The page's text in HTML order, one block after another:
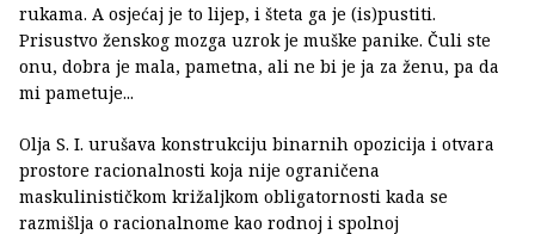
rukama. A osjećaj je to lijep, i šteta ga je (is)pustiti.
Prisustvo ženskog mozga uzrok je muške panike. Čuli ste
onu, dobra je mala, pametna, ali ne bi je ja za ženu, pa da
mi pametuje...
Olja S. I. urušava konstrukciju binarnih opozicija i otvara
prostore racionalnosti koja nije ograničena
maskulinističkom križaljkom obligatornosti kada se
razmišlja o racionalnome kao rodnoj i spolnoj